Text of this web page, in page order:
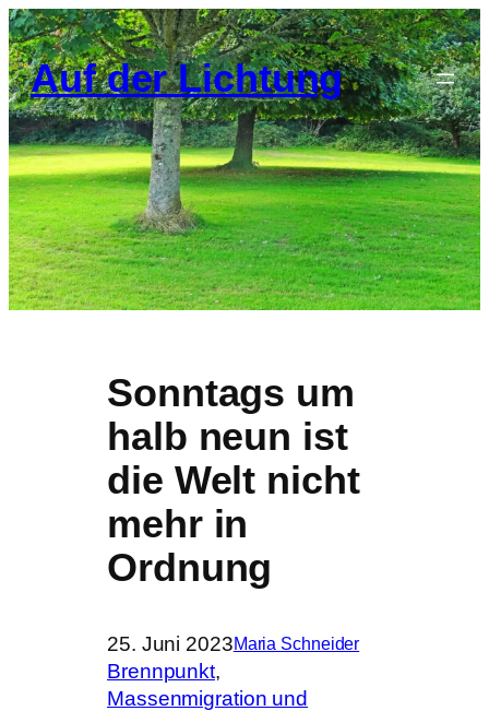
Zum
Inhalt
springen
Auf der Lichtung
Sonntags um
halb neun ist
die Welt nicht
mehr in
Ordnung
25. Juni 2023Maria Schneider
Brennpunkt
Massenmigration und